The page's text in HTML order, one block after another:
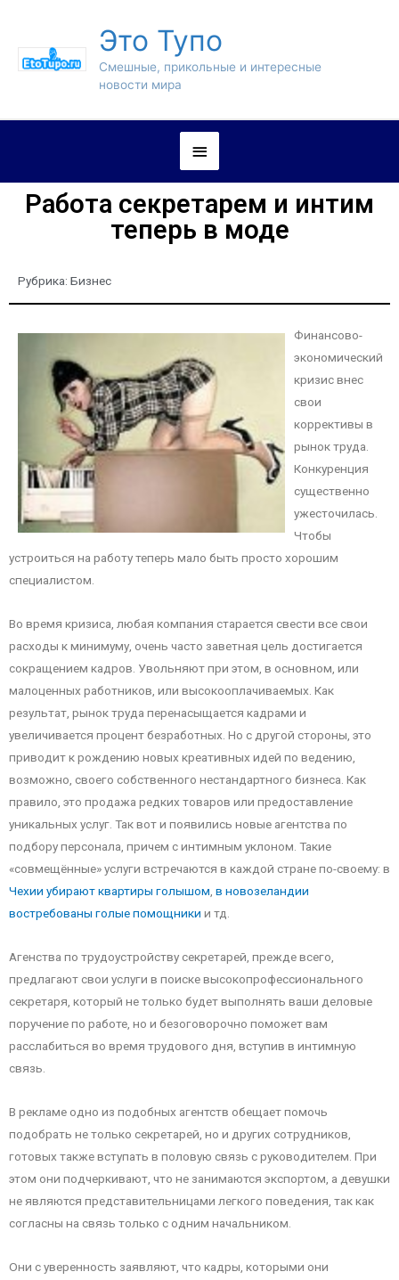
Это Тупо
Смешные, прикольные и интересные
новости мира
Работа секретарем и интим
теперь в моде
Рубрика: Бизнес
Финансово-
экономический
кризис внес
свои
коррективы в
рынок труда.
Конкуренция
существенно
ужесточилась.
Чтобы
устроиться на работу теперь мало быть просто хорошим
специалистом.
Во время кризиса, любая компания старается свести все свои
расходы к минимуму, очень часто заветная цель достигается
сокращением кадров. Увольняют при этом, в основном, или
малоценных работников, или высокооплачиваемых. Как
результат, рынок труда перенасыщается кадрами и
увеличивается процент безработных. Но с другой стороны, это
приводит к рождению новых креативных идей по ведению,
возможно, своего собственного нестандартного бизнеса. Как
правило, это продажа редких товаров или предоставление
уникальных услуг. Так вот и появились новые агентства по
подбору персонала, причем с интимным уклоном. Такие
«совмещённые» услуги встречаются в каждой стране по-своему: в
Чехии убирают квартиры голышом в новозеландии
востребованы голые помощники и тд.
Агенства по трудоустройству секретарей, прежде всего,
предлагают свои услуги в поиске высокопрофессионального
секретаря, который не только будет выполнять ваши деловые
поручение по работе, но и безоговорочно поможет вам
расслабиться во время трудового дня, вступив в интимную
связь.
В рекламе одно из подобных агентств обещает помочь
подобрать не только секретарей, но и других сотрудников,
готовых также вступать в половую связь с руководителем. При
этом они подчеркивают, что не занимаются экспортом, а девушки
не являются представительницами легкого поведения, так как
согласны на связь только с одним начальником.
Они с уверенность заявляют, что кадры, которыми они